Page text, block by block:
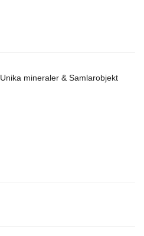
Unika mineraler & Samlarobjekt